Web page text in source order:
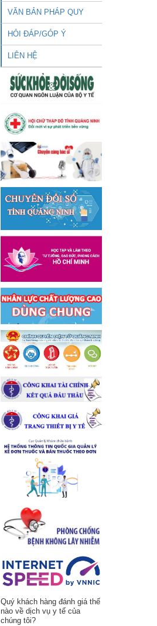
VĂN BẢN PHÁP QUY
HỎI ĐÁP/GÓP Ý
LIÊN HỆ
Quý khách hàng đánh giá thế
nào về dịch vụ y tế của
chúng tôi?